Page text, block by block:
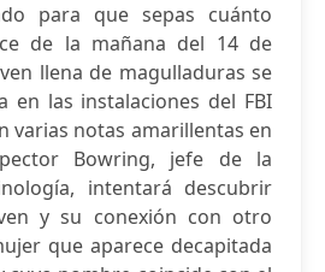
para que sepas cuánto
de la mañana del 14 de
llena de magulladuras se
en las instalaciones del FBI
varias notas amarillentas en
Bowring, jefe de la
intentará descubrir
y su conexión con otro
que aparece decapitada